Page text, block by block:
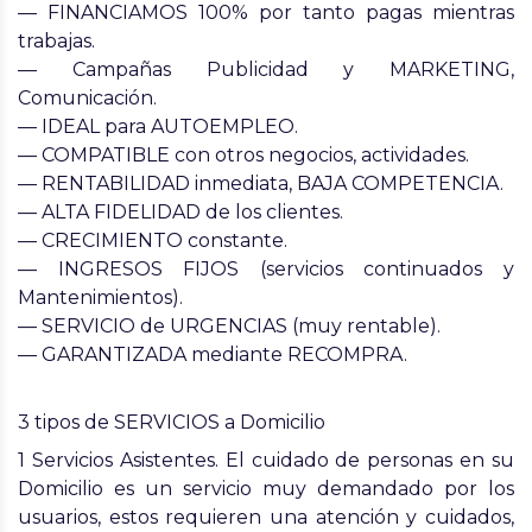
— FINANCIAMOS 100% por tanto pagas mientras
trabajas.
— Campañas Publicidad y MARKETING,
Comunicación.
— IDEAL para AUTOEMPLEO.
— COMPATIBLE con otros negocios, actividades.
— RENTABILIDAD inmediata, BAJA COMPETENCIA.
— ALTA FIDELIDAD de los clientes.
— CRECIMIENTO constante.
— INGRESOS FIJOS (servicios continuados y
Mantenimientos).
— SERVICIO de URGENCIAS (muy rentable).
— GARANTIZADA mediante RECOMPRA.
3 tipos de SERVICIOS a Domicilio
1 Servicios Asistentes. El cuidado de personas en su
Domicilio es un servicio muy demandado por los
usuarios, estos requieren una atención y cuidados,